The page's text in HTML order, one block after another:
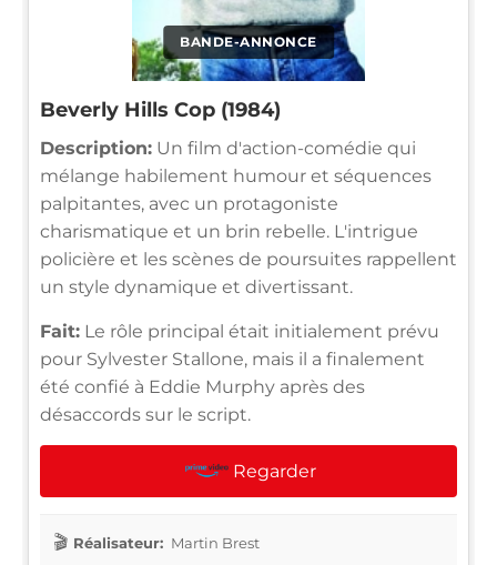
BANDE-ANNONCE
Beverly Hills Cop (1984)
Description: Un film d'action-comédie qui
mélange habilement humour et séquences
palpitantes, avec un protagoniste
charismatique et un brin rebelle. L'intrigue
policière et les scènes de poursuites rappellent
un style dynamique et divertissant.
Fait: Le rôle principal était initialement prévu
pour Sylvester Stallone, mais il a finalement
été confié à Eddie Murphy après des
désaccords sur le script.
Regarder
Réalisateur: Martin Brest